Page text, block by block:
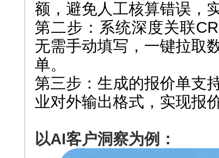
额，避免人工核算错误，
第二步：系统深度关联
无需手动填写，一键拉取
单。
第三步：生成的报价单支
业对外输出格式，实现报
以AI客户洞察为例：